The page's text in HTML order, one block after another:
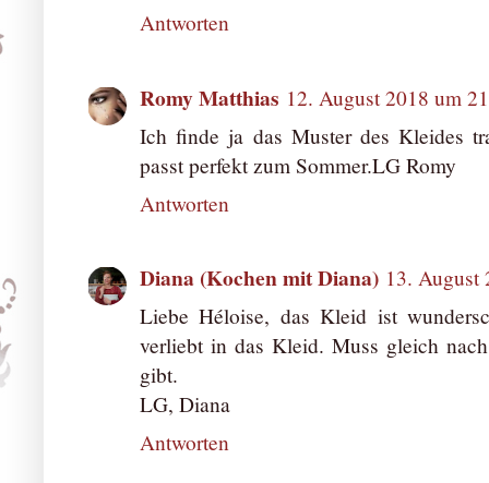
Antworten
Romy Matthias 12. August 2018 um
Ich finde ja das Muster des Kleides
passt perfekt zum Sommer.LG Romy
Antworten
Diana (Kochen mit Diana) 13. August
Liebe Héloise, das Kleid ist
verliebt in das Kleid. Muss gleich
gibt.
LG, Diana
Antworten